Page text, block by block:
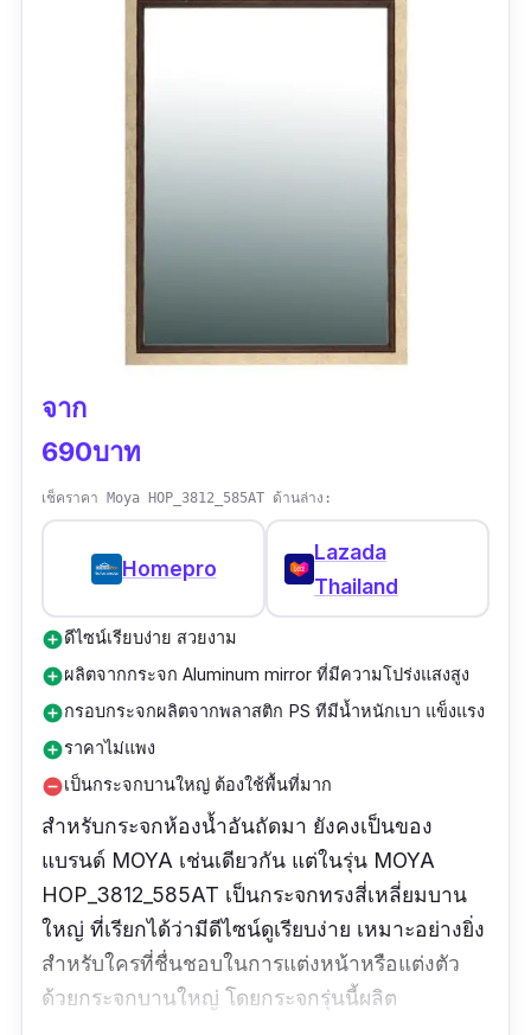
จาก
690บาท
เช็คราคา Moya HOP_3812_585AT ด้านล่าง:
Homepro
Lazada
Thailand
add_circleดีไซน์เรียบง่าย สวยงาม
add_circleผลิตจากกระจก Aluminum mirror ที่มีความโปร่งแสงสูง
add_circleกรอบกระจกผลิตจากพลาสติก PS ทีมีน้ำหนักเบา แข็งแรง
add_circleราคาไม่แพง
remove_circleเป็นกระจกบานใหญ่ ต้องใช้พื้นที่มาก
สำหรับกระจกห้องน้ำอันถัดมา ยังคงเป็นของ
แบรนด์ MOYA เช่นเดียวกัน แต่ในรุ่น MOYA
HOP_3812_585AT เป็นกระจกทรงสี่เหลี่ยมบาน
ใหญ่ ที่เรียกได้ว่ามีดีไซน์ดูเรียบง่าย เหมาะอย่างยิ่ง
สำหรับใครที่ชื่นชอบในการแต่งหน้าหรือแต่งตัว
ด้วยกระจกบานใหญ่ โดยกระจกรุ่นนี้ผลิต